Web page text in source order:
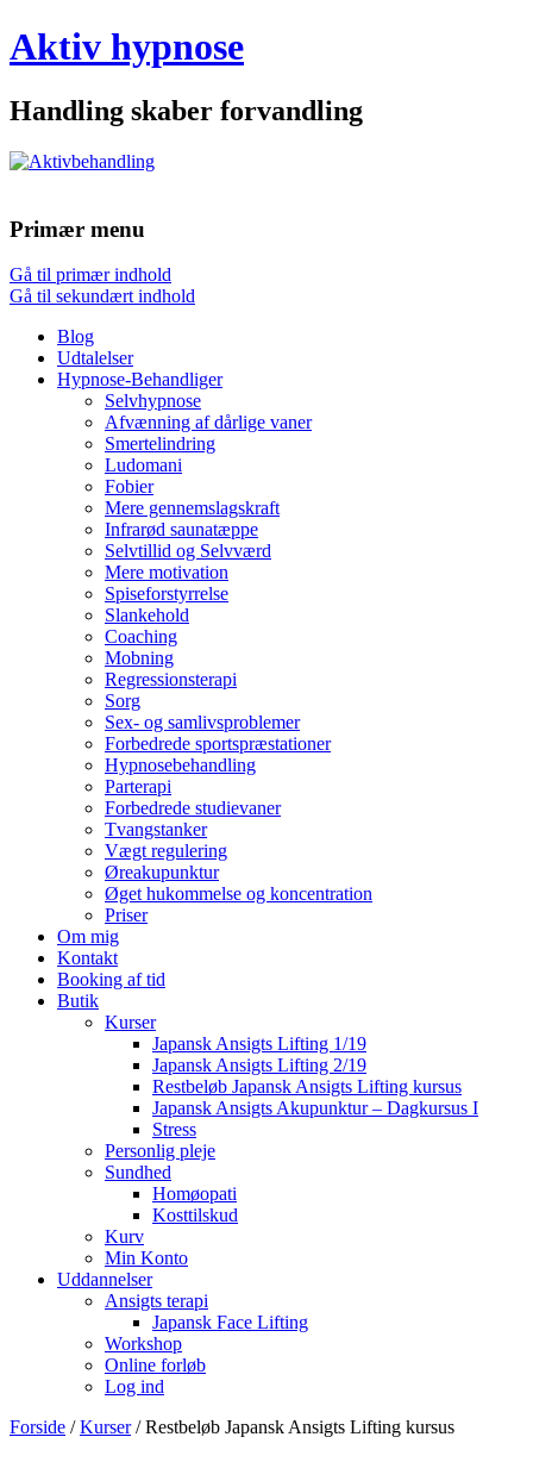
Aktiv hypnose
Handling skaber forvandling
Primær menu
Gå til primær indhold
Gå til sekundært indhold
Blog
Udtalelser
Hypnose-Behandliger
Selvhypnose
Afvænning af dårlige vaner
Smertelindring
Ludomani
Fobier
Mere gennemslagskraft
Infrarød saunatæppe
Selvtillid og Selvværd
Mere motivation
Spiseforstyrrelse
Slankehold
Coaching
Mobning
Regressionsterapi
Sorg
Sex- og samlivsproblemer
Forbedrede sportspræstationer
Hypnosebehandling
Parterapi
Forbedrede studievaner
Tvangstanker
Vægt regulering
Øreakupunktur
Øget hukommelse og koncentration
Priser
Om mig
Kontakt
Booking af tid
Butik
Kurser
Japansk Ansigts Lifting 1/19
Japansk Ansigts Lifting 2/19
Restbeløb Japansk Ansigts Lifting kursus
Japansk Ansigts Akupunktur – Dagkursus I
Stress
Personlig pleje
Sundhed
Homøopati
Kosttilskud
Kurv
Min Konto
Uddannelser
Ansigts terapi
Japansk Face Lifting
Workshop
Online forløb
Log ind
Forside /Kurser/ Restbeløb Japansk Ansigts Lifting kursus